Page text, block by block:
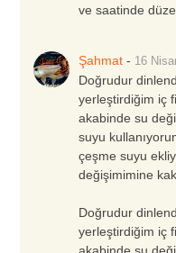
ve saatinde
Şahmat - 16
Doğrudur
yerleştirdiğim iç
akabinde su
suyu
çeşme suyu
değişimimine
Doğrudur
yerleştirdiğim iç